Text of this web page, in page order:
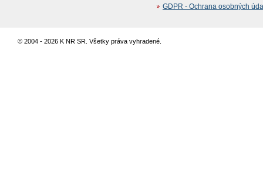
GDPR - Ochrana osobných
© 2004 - 2026 K NR SR. Všetky práva vyhradené.